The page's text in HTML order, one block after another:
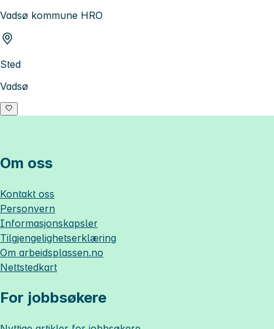
Vadsø kommune HRO
Sted
Vadsø
Om oss
Kontakt oss
Personvern
Informasjonskapsler
Tilgjengelighetserklæring
Om arbeidsplassen.no
Nettstedkart
For jobbsøkere